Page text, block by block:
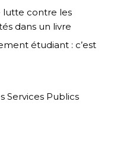
lutte contre les
dans un livre
étudiant : c’est
Services Publics